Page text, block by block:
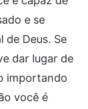
e se
de Deus. Se
dar lugar de
importando
você é